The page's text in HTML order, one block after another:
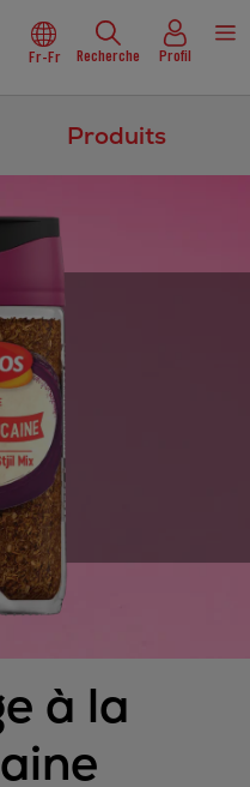
Fr-Fr Recherche Profil
Produits
à la